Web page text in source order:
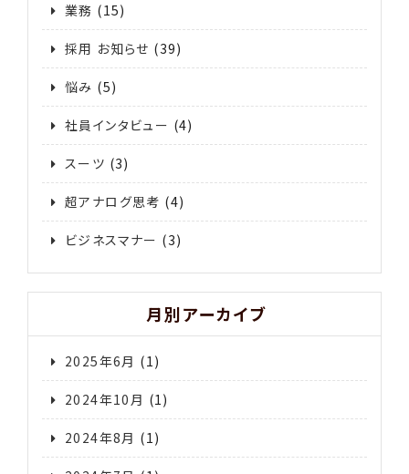
業務 (15)
採用 お知らせ (39)
悩み (5)
社員インタビュー (4)
スーツ (3)
超アナログ思考 (4)
ビジネスマナー (3)
月別アーカイブ
2025年6月 (1)
2024年10月 (1)
2024年8月 (1)